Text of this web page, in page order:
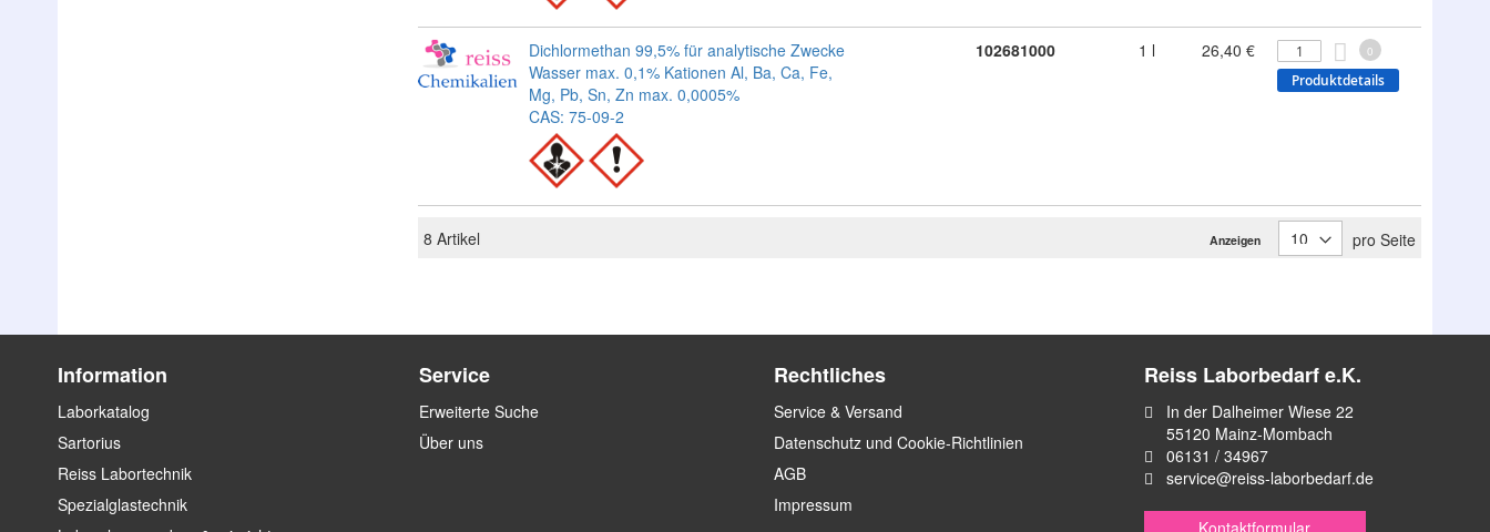
Dichlormethan 99,5% für analytische Zwecke
Wasser max. 0,1% Kationen Al, Ba, Ca, Fe,
Mg, Pb, Sn, Zn max. 0,0005%
CAS: 75-09-2
102681000 1 l 26,40 € 0
Produktdetails
8 Artikel Anzeigen pro Seite
Information
Laborkatalog
Sartorius
Reiss Labortechnik
Spezialglastechnik
Service
Erweiterte Suche
Über uns
Rechtliches
Service & Versand
Datenschutz und Cookie-Richtlinien
AGB
Impressum
Reiss Laborbedarf e.K.
In der Dalheimer Wiese 22
55120 Mainz-Mombach
06131 / 34967
service@reiss-laborbedarf.de